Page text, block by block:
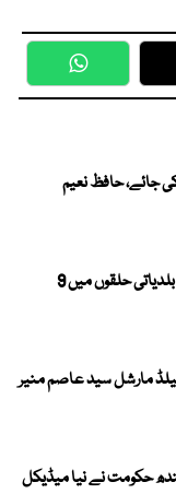
WhatsApp
فی لیٹر کی جائے، حافظ نعیم
الیکشن کمیشن نے بلوچستان کے 4 بلدیاتی حلقوں میں 9
مارشل سید عاصم منیر
حکومت نے نیا میڈیکل